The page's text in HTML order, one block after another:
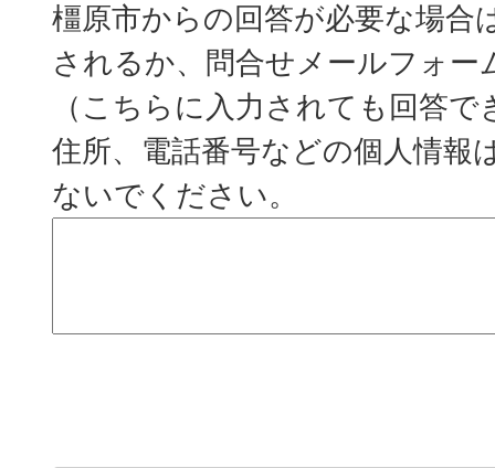
橿原市からの回答が必要な場合
されるか、問合せメールフォー
（こちらに入力されても回答
住所、電話番号などの個人情報
ないでください。